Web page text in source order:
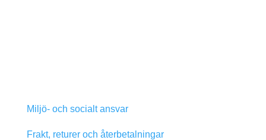
Miljö- och socialt ansvar
Frakt, returer och återbetalningar